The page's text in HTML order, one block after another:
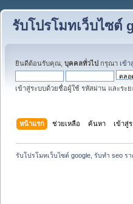
รับโปรโมทเว็บไซต์
ยินดีต้อนรับคุณ, บุคคลทั่วไป กรุณา เข้า
เข้าสู่ระบบด้วยชื่อผู้ใช้ รหัสผ่าน และระย
หน้าแรก ช่วยเหลือ ค้นหา เข้าสู่
รับโปรโมทเว็บไซต์ google, รับทำ seo ร